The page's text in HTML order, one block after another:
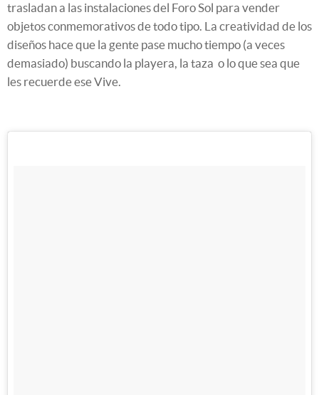
trasladan a las instalaciones del Foro Sol para vender
objetos conmemorativos de todo tipo. La creatividad de los
diseños hace que la gente pase mucho tiempo (a veces
demasiado) buscando la playera, la taza o lo que sea que
les recuerde ese Vive.